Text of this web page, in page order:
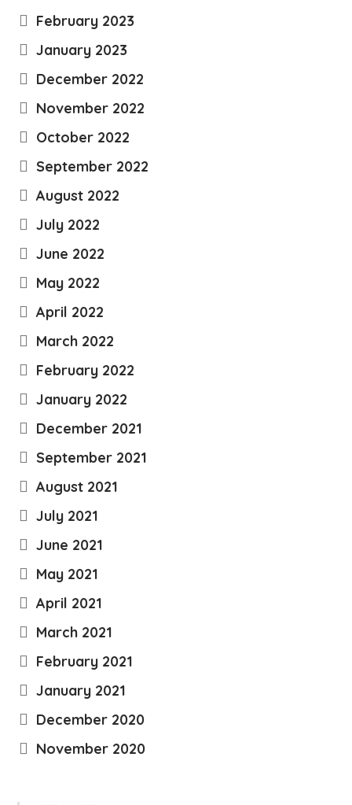
February 2023
January 2023
December 2022
November 2022
October 2022
September 2022
August 2022
July 2022
June 2022
May 2022
April 2022
March 2022
February 2022
January 2022
December 2021
September 2021
August 2021
July 2021
June 2021
May 2021
April 2021
March 2021
February 2021
January 2021
December 2020
November 2020